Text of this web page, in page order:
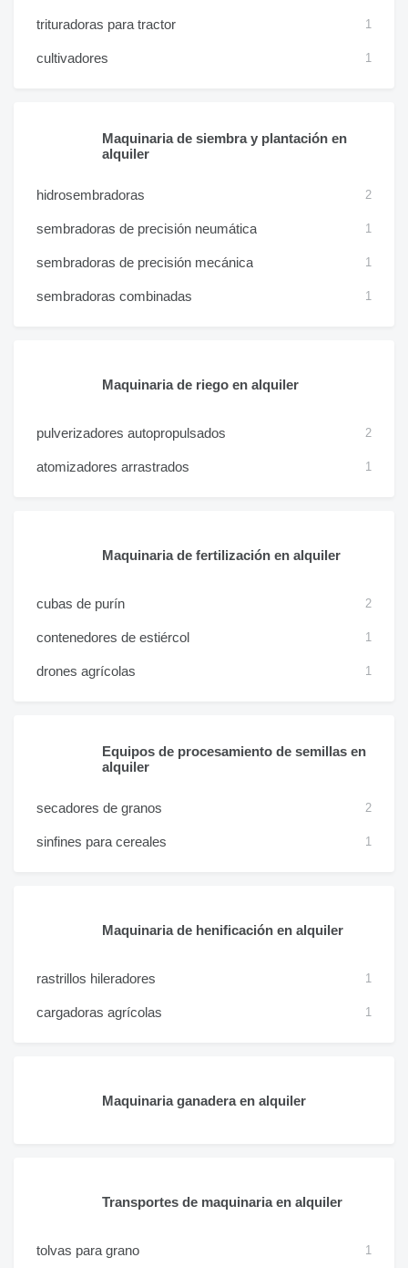
trituradoras para tractor 1
cultivadores 1
Maquinaria de siembra y plantación en
alquiler
hidrosembradoras 2
sembradoras de precisión neumática 1
sembradoras de precisión mecánica 1
sembradoras combinadas 1
Maquinaria de riego en alquiler
pulverizadores autopropulsados 2
atomizadores arrastrados 1
Maquinaria de fertilización en alquiler
cubas de purín 2
contenedores de estiércol 1
drones agrícolas 1
Equipos de procesamiento de semillas en
alquiler
secadores de granos 2
sinfines para cereales 1
Maquinaria de henificación en alquiler
rastrillos hileradores 1
cargadoras agrícolas 1
Maquinaria ganadera en alquiler
Transportes de maquinaria en alquiler
tolvas para grano 1